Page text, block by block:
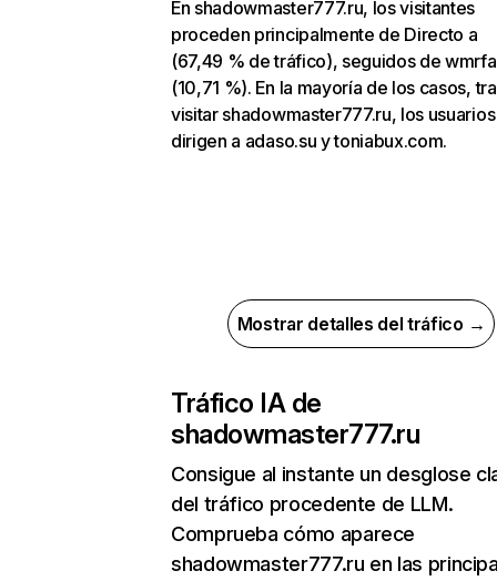
En shadowmaster777.ru, los visitantes
proceden principalmente de Directo a
(67,49 % de tráfico), seguidos de
(10,71 %). En la mayoría de los casos,
visitar shadowmaster777.ru, los
dirigen a adaso.su y toniabux.com.
Mostrar detalles del tráfico →
Tráfico IA de
shadowmaster777.ru
Consigue al instante un desglose
del tráfico procedente de LLM.
Comprueba cómo aparece
shadowmaster777.ru en las